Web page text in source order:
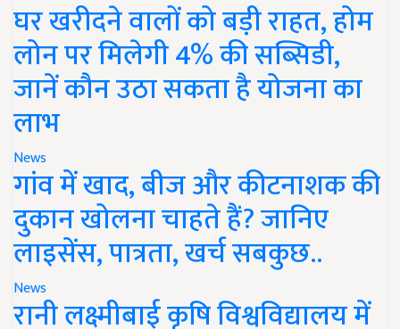
घर खरीदने वालों को बड़ी राहत, होम
लोन पर मिलेगी 4% की सब्सिडी,
जानें कौन उठा सकता है योजना का
लाभ
News
गांव में खाद, बीज और कीटनाशक की
दुकान खोलना चाहते हैं? जानिए
लाइसेंस, पात्रता, खर्च सबकुछ..
News
रानी लक्ष्मीबाई कृषि विश्वविद्यालय में